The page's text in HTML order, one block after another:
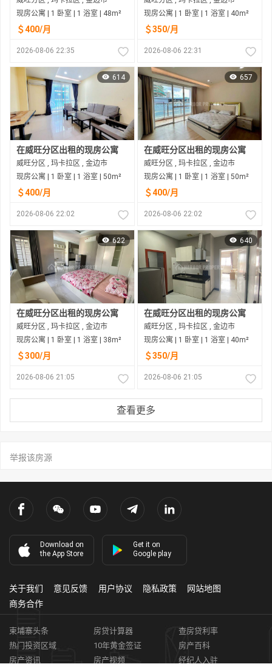
现房公寓 | 1 卧室 | 1 浴室 | 48m²
＄400/月
2026-08-06 22:35
现房公寓 | 1 卧室 | 1 浴室 | 40m²
＄350/月
2026-08-06 22:31
614
在威旺分区出租的现房公寓
威旺分区 , 玛卡拉区 , 金边市
现房公寓 | 1 卧室 | 1 浴室 | 50m²
＄400/月
2026-08-06 22:02
657
在威旺分区出租的现房公寓
威旺分区 , 玛卡拉区 , 金边市
现房公寓 | 1 卧室 | 1 浴室 | 50m²
＄400/月
2026-08-06 22:02
622
在威旺分区出租的现房公寓
威旺分区 , 玛卡拉区 , 金边市
现房公寓 | 1 卧室 | 1 浴室 | 38m²
＄300/月
2026-08-06 21:05
640
在威旺分区出租的现房公寓
威旺分区 , 玛卡拉区 , 金边市
现房公寓 | 1 卧室 | 1 浴室 | 40m²
＄350/月
2026-08-06 21:05
查看更多
举报该房源
Download on
the App Store
Get it on
Google play
关于我们 意见反馈 用户协议 隐私政策
网站地图
商务合作
柬埔寨头条 房贷计算器
查房贷利率
热门投资区域
10年黄金签证
房产百科
房产资讯
房产视频 经纪人入驻